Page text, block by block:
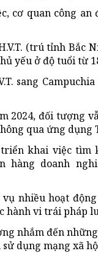
cơ quan công
(trú tỉnh Bắc
yếu ở độ tuổi từ
sang
2024, đối tượng
qua ứng dụng
triển khai việc
hàng doanh
nhiều hoạt
hành vi trái pháp
nhắm đến
dụng mạng xã